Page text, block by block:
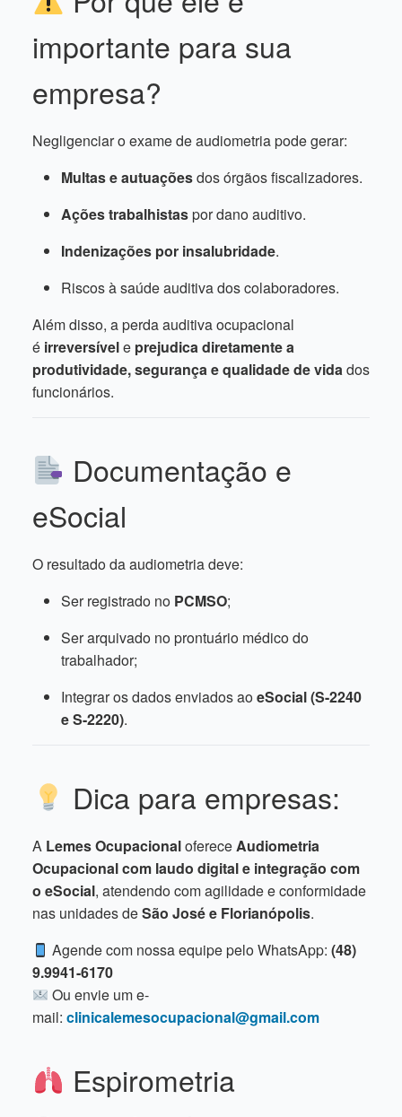
importante para sua
empresa?
Negligenciar o exame de audiometria pode gerar:
Multas e autuaçõesdos órgãos fiscalizadores.
Ações trabalhistaspor dano auditivo.
Indenizações por insalubridade.
Riscos à saúde auditiva dos colaboradores.
Além disso, a perda auditiva ocupacional
é irreversívele prejudica diretamente a
produtividade, segurança e qualidade de vidados
funcionários.
Documentação e
eSocial
O resultado da audiometria deve:
Ser registrado no PCMSO;
Ser arquivado no prontuário médico do
trabalhador;
Integrar os dados enviados aoeSocial (S-2240
e S-2220).
Dica para empresas:
A Lemes OcupacionalofereceAudiometria
Ocupacional com laudo digital e integração com
o eSocial, atendendo com agilidade e conformidade
nas unidades deSão José e Florianópolis.
Agende com nossa equipe pelo WhatsApp:(48)
9.9941-6170
Ou envie um e-
mail: clinicalemesocupacional@gmail.com
Espirometria